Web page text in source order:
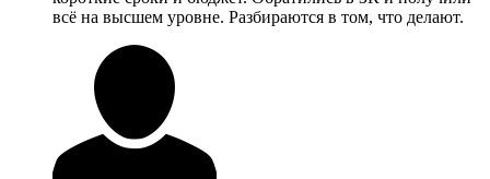
всё на высшем уровне. Разбираются в том, что делают.